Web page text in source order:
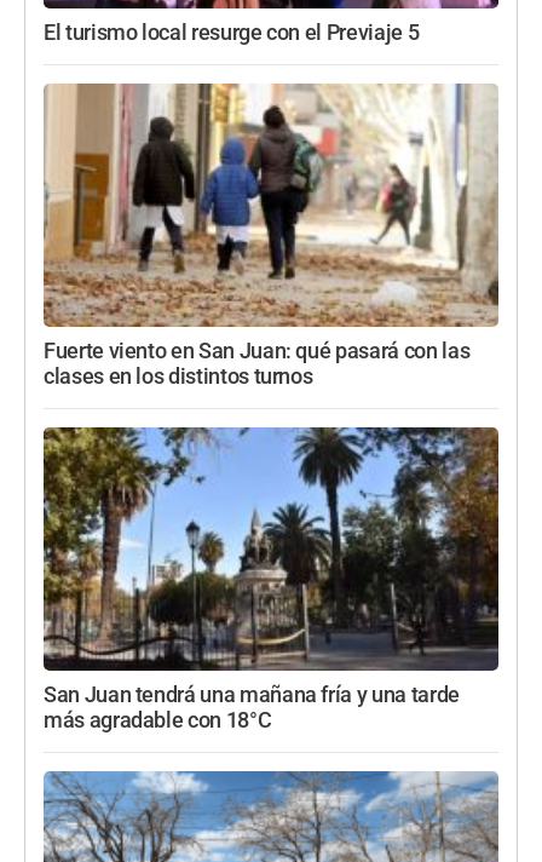
El turismo local resurge con el Previaje 5
Fuerte viento en San Juan: qué pasará con las
clases en los distintos turnos
San Juan tendrá una mañana fría y una tarde
más agradable con 18°C